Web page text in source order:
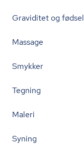
Graviditet og fødsel
Massage
Smykker
Tegning
Maleri
Syning